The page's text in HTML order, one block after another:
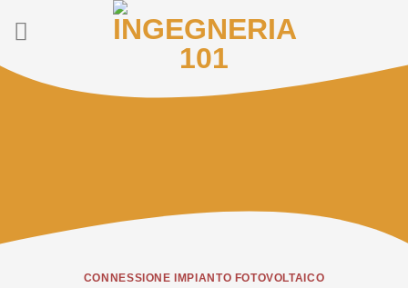
contenuti
CONNESSIONE IMPIANTO FOTOVOLTAICO